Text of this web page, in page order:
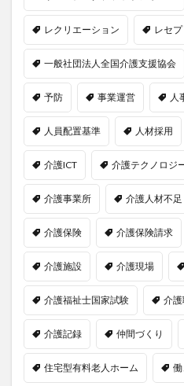
レクリエーション レセ
一般社団法人全国介護支援協会
予防 事業運営 人
人員配置基準 人材採用
介護ICT 介護テクノロジ
介護事業所 介護人材不足
介護保険 介護保険請求
介護施設 介護現場
介護福祉士国家試験 介
介護記録 仲間づくり
住宅型有料老人ホーム